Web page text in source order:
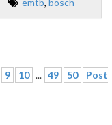
emtb, bosch
9 10 ... 49 50
Post